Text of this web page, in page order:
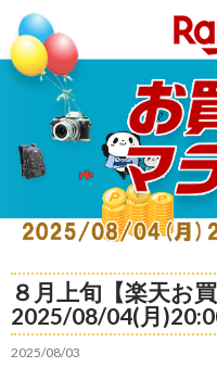
へ
ス
キ
ッ
８月上旬【楽天お
2025/08/04(月
2025/08/03